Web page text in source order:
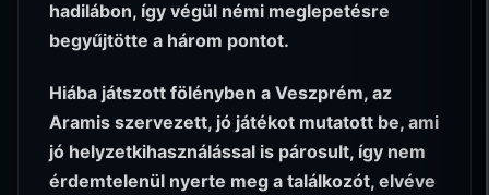
hadilábon, így végül némi meglepetésre
begyűjtötte a három pontot.
Hiába játszott fölényben a Veszprém, az
Aramis szervezett, jó játékot mutatott be, ami
jó helyzetkihasználással is párosult, így nem
érdemtelenül nyerte meg a találkozót, elvéve